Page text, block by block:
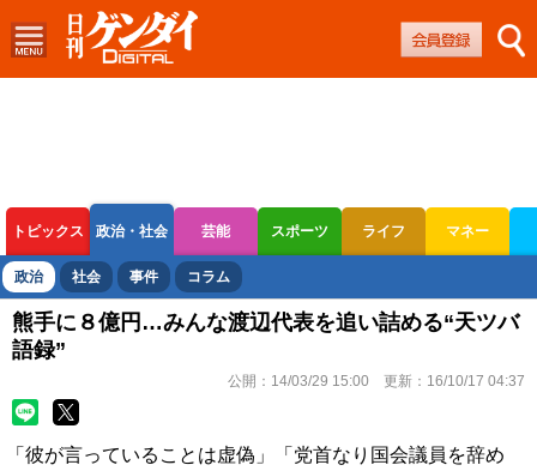
トピックス 政治・社会 芸能 スポーツ ライフ マネー
ボートレース 競輪 オートレース
政治 社会 事件 コラム
熊手に８億円…みんな渡辺代表を追い詰める“天ツバ
語録”
公開： 14/03/29 15:00 更新： 16/10/17 04:37
「彼が言っていることは虚偽」「党首なり国会議員を辞め